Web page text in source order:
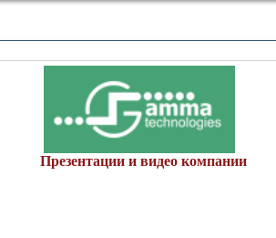
Презентации и видео компании